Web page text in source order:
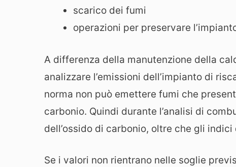
scarico dei fumi
operazioni per preservare
A differenza della manutenzione della
analizzare l’emissioni dell’impianto di
norma non può emettere fumi che
carbonio. Quindi durante l’analisi di
dell’ossido di carbonio, oltre che gli
Se i valori non rientrano nelle soglie